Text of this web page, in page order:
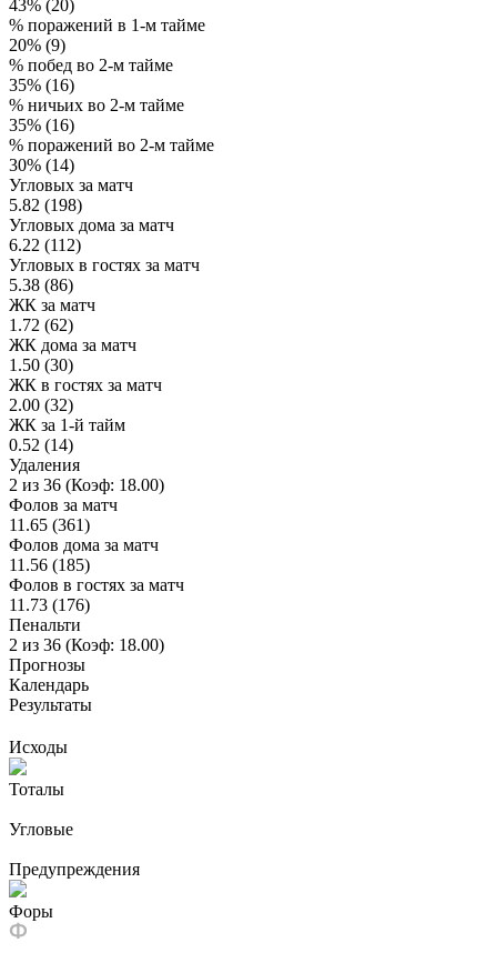
43% (20)
% поражений в 1-м тайме
20% (9)
% побед во 2-м тайме
35% (16)
% ничьих во 2-м тайме
35% (16)
% поражений во 2-м тайме
30% (14)
Угловых за матч
5.82 (198)
Угловых дома за матч
6.22 (112)
Угловых в гостях за матч
5.38 (86)
ЖК за матч
1.72 (62)
ЖК дома за матч
1.50 (30)
ЖК в гостях за матч
2.00 (32)
ЖК за 1-й тайм
0.52 (14)
Удаления
2 из 36 (Коэф: 18.00)
Фолов за матч
11.65 (361)
Фолов дома за матч
11.56 (185)
Фолов в гостях за матч
11.73 (176)
Пенальти
2 из 36 (Коэф: 18.00)
Прогнозы
Календарь
Результаты
Исходы
Тоталы
Угловые
Предупреждения
Форы